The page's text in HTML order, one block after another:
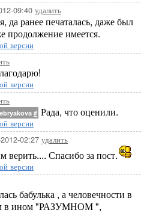
09:40 удалить
да ранее печаталась, даже был
продолжение имеется.
версии
версии
# Рада, что оценили.
версии
02:27 удалить
Спасибо за пост.
версии
бабулька , а человечности в
в ином "РАЗУМНОМ ",